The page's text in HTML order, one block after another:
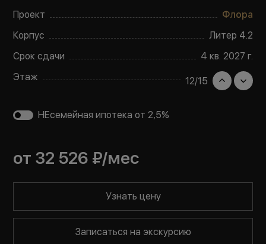
Проект
Флора
Корпус
Литер 4.2
Срок сдачи
4 кв. 2027 г.
Этаж
12/15
НЕсемейная ипотека от 2,5%
от 32 526 ₽/мес
Узнать цену
Записаться на экскурсию